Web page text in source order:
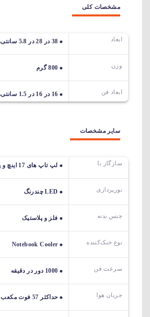
مشخصات کلی
ابعاد 38 در 28 در 5.8 سانتی‌متر
وزن 800 گرم
ابعاد فن 16 در 16 در 1.5 سانتی‌متر
سایر مشخصات
سازگار با لپ تاپ های 17 اینچ و پایین‌تر
نورپردازی LED چندرنگ
جنس بدنه فلز و پلاستیک
نوع خنک‌کننده Notebook Cooler
سرعت فن 1000 دور در دقیقه
جریان هوا حداکثر 57 فوت مکعب بر دقیقه